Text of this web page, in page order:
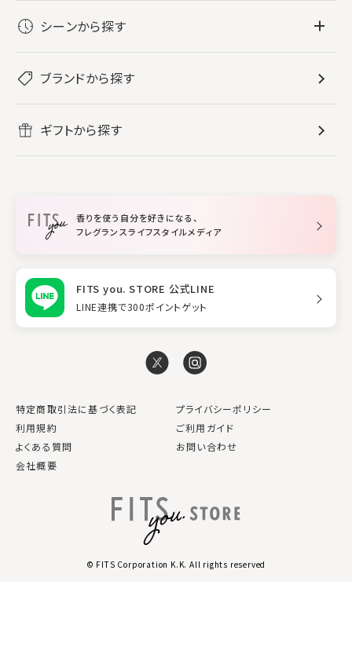
レディース香水
メンズ香水
ボディミスト・スプレー
すべてのバス・ボディケア
ボディ・ハンドクリーム
入浴剤
ホームフレグランス
すべてのホームフレグランス
ルームフレグランス
スタイリング
シーンから探す
リフレッシュしたい
ブランドから探す
ギフトから探す
香りを使う自分を好きになる、
フレグランスライフスタイルメディア
FITS you. STORE 公式LINE
LINE連携で300ポイントゲット
特定商取引法に基づく表記
プライバシーポリシー
利用規約
ご利用ガイド
よくある質問
お問い合わせ
会社概要
© FITS Corporation K.K. All rights reserved